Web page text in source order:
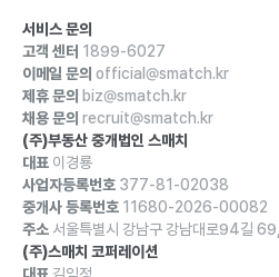
서비스 문의
고객 센터 1899-6027
이메일 문의 official@smatch.kr
제휴 문의 biz@smatch.kr
채용 문의 recruit@smatch.kr
(주)부동산 중개법인 스매치
대표 이경룡
사업자등록번호 377-81-02038
중개사 등록번호 11680-2026-00082
주소 서울특별시 강남구 강남대로94길
(주)스매치 코퍼레이션
대표 김익정